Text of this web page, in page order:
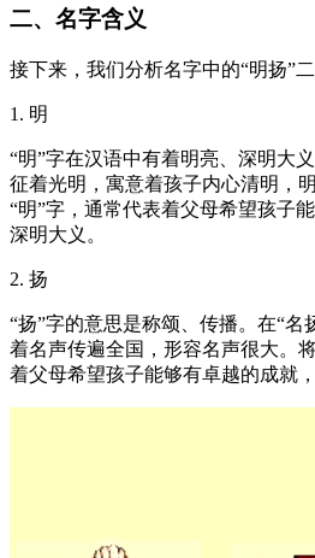
二、名字含义
接下来，我们分析名字中的“明扬”二
1. 明
“明”字在汉语中有着明亮、深明大
征着光明，寓意着孩子内心清明，
“明”字，通常代表着父母希望孩子
深明大义。
2. 扬
“扬”字的意思是称颂、传播。在“名
着名声传遍全国，形容名声很大。
着父母希望孩子能够有卓越的成就，